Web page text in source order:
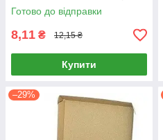
Готово до відправки
8,11 ₴ 12,15 ₴
Купити
–29%